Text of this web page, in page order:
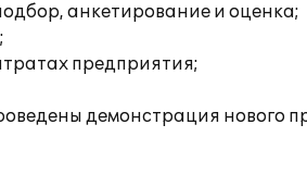
анкетирование и оценка;
предприятия;
демонстрация нового